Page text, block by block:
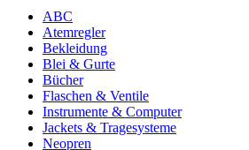
ABC
Atemregler
Bekleidung
Blei & Gurte
Bücher
Flaschen & Ventile
Instrumente & Computer
Jackets & Tragesysteme
Neopren